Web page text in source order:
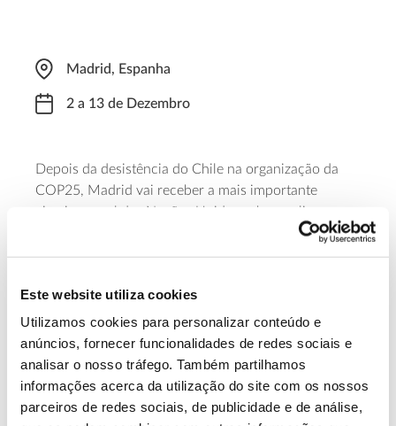
Este website utiliza cookies
Utilizamos cookies para personalizar conteúdo e
anúncios, fornecer funcionalidades de redes sociais e
analisar o nosso tráfego. Também partilhamos
informações acerca da utilização do site com os nossos
parceiros de redes sociais, de publicidade e de análise,
Madrid, Espanha
2 a 13 de Dezembro
Depois da desistência do Chile na organização da
COP25, Madrid vai receber a mais importante
cimeira anual das Nações Unidas sobre o clima.
Espera-se que, na cimeira, as delegações dos vários
países presentes possam definir quais serão os
climática, na sequência das diretrizes definidas pela
COP24 de 2018, na Polónia.
13.07.2026